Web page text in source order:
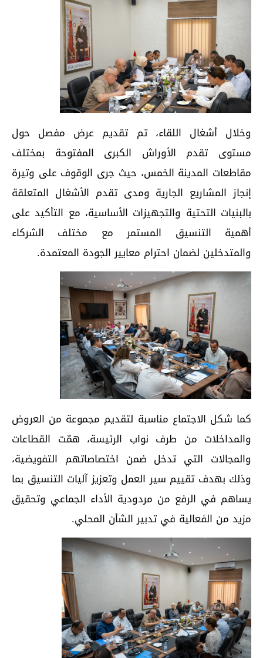
وخلال أشغال اللقاء، تم تقديم عرض مفصل حول
مستوى تقدم الأوراش الكبرى المفتوحة بمختلف
مقاطعات المدينة الخمس، حيث جرى الوقوف على وتيرة
إنجاز المشاريع الجارية ومدى تقدم الأشغال المتعلقة
بالبنيات التحتية والتجهيزات الأساسية، مع التأكيد على
أهمية التنسيق المستمر مع مختلف الشركاء
والمتدخلين لضمان احترام معايير الجودة المعتمدة.
كما شكل الاجتماع مناسبة لتقديم مجموعة من العروض
والمداخلات من طرف نواب الرئيسة، همّت القطاعات
والمجالات التي تدخل ضمن اختصاصاتهم التفويضية،
وذلك بهدف تقييم سير العمل وتعزيز آليات التنسيق بما
يساهم في الرفع من مردودية الأداء الجماعي وتحقيق
مزيد من الفعالية في تدبير الشأن المحلي.